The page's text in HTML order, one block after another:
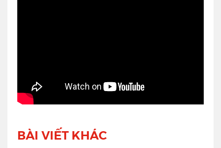
BÀI VIẾT KHÁC